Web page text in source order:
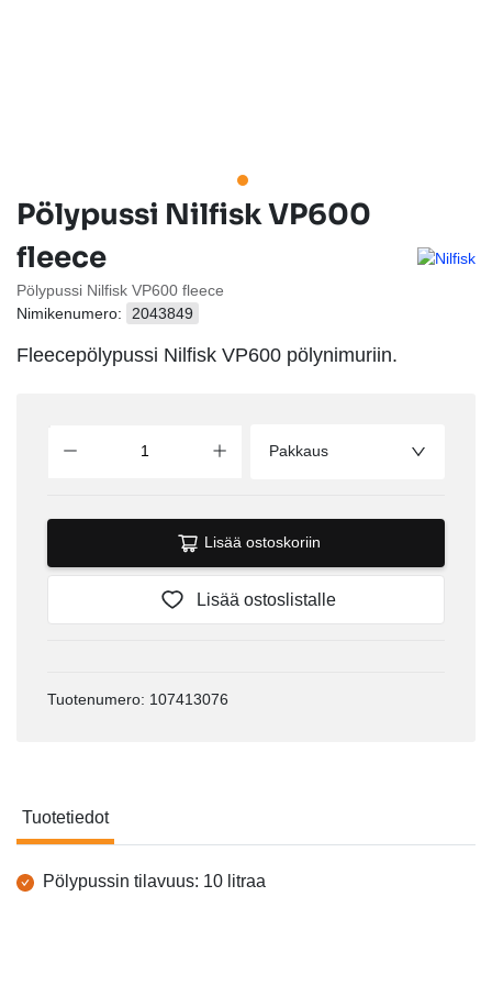
Pölypussi Nilfisk VP600
fleece
Pölypussi Nilfisk VP600 fleece
Nimikenumero:
2043849
Fleecepölypussi Nilfisk VP600 pölynimuriin.
Pakkaus
Lisää ostoskoriin
Lisää ostoslistalle
Tuotenumero: 107413076
Tuotetiedot
Tuotetiedot
Pölypussin tilavuus: 10 litraa